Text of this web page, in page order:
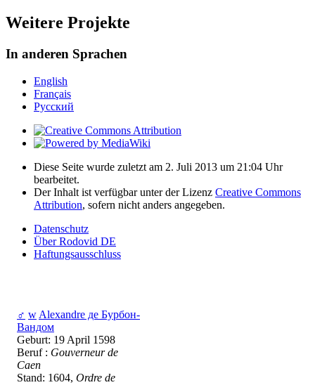
♂ w Alexandre де Бурбон-
Вандом
Geburt: 19 April 1598
Beruf : Gouverneur de
Caen
Stand: 1604, Ordre de
Weitere Projekte
In anderen Sprachen
English
Français
Русский
Diese Seite wurde zuletzt am 2. Juli 2013 um 21:04 Uhr
bearbeitet.
Der Inhalt ist verfügbar unter der Lizenz Creative Commons
Attribution, sofern nicht anders angegeben.
Datenschutz
Über Rodovid DE
Haftungsausschluss